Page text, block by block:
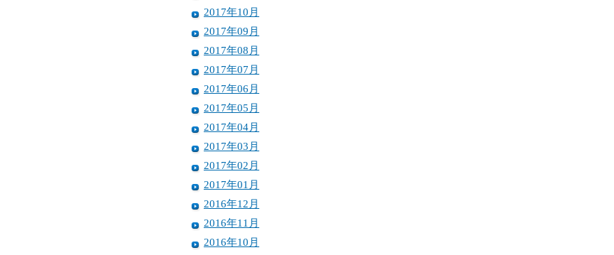
2017年10月
2017年09月
2017年08月
2017年07月
2017年06月
2017年05月
2017年04月
2017年03月
2017年02月
2017年01月
2016年12月
2016年11月
2016年10月